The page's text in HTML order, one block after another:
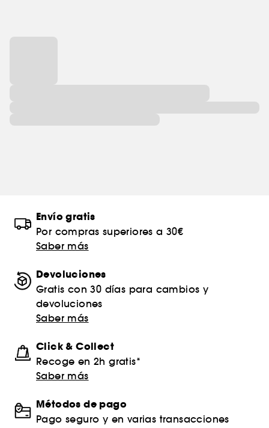
Envío gratis
Por compras superiores a 30€
Saber más
Devoluciones
Gratis con 30 días para cambios y
devoluciones
Saber más
Click & Collect
Recoge en 2h gratis*
Saber más
Métodos de pago
Pago seguro y en varias transacciones